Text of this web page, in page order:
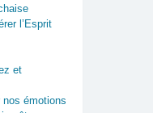
l’Esprit
et
nos émotions